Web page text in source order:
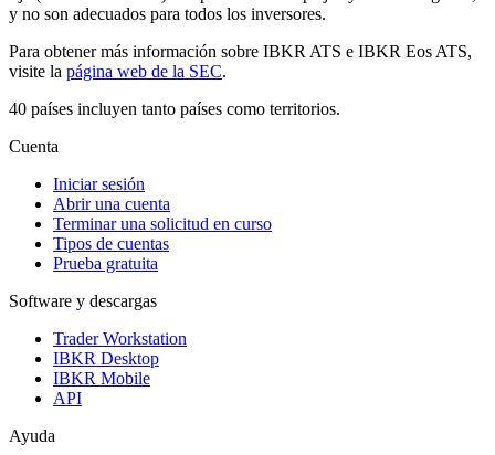
y no son adecuados para todos los inversores.
Para obtener más información sobre IBKR ATS e IBKR Eos ATS,
visite la página web de la SEC.
40 países incluyen tanto países como territorios.
Cuenta
Iniciar sesión
Abrir una cuenta
Terminar una solicitud en curso
Tipos de cuentas
Prueba gratuita
Software y descargas
Trader Workstation
IBKR Desktop
IBKR Mobile
API
Ayuda